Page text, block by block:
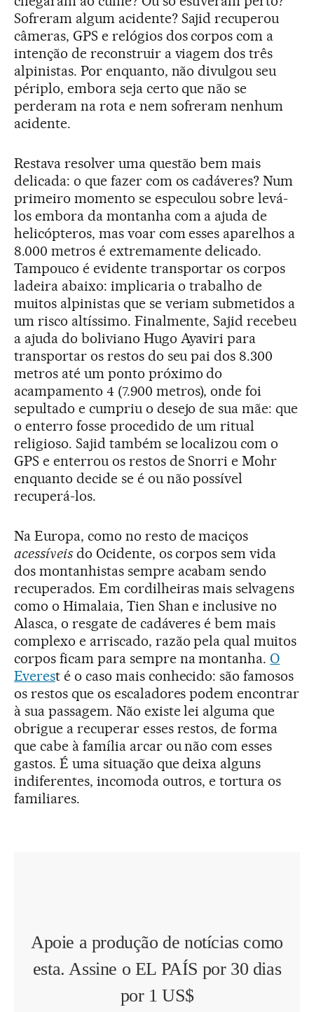
Sofreram algum acidente? Sajid recuperou
câmeras, GPS e relógios dos corpos com a
intenção de reconstruir a viagem dos três
alpinistas. Por enquanto, não divulgou seu
périplo, embora seja certo que não se
perderam na rota e nem sofreram nenhum
acidente.
Restava resolver uma questão bem mais
delicada: o que fazer com os cadáveres? Num
primeiro momento se especulou sobre levá-
los embora da montanha com a ajuda de
helicópteros, mas voar com esses aparelhos a
8.000 metros é extremamente delicado.
Tampouco é evidente transportar os corpos
ladeira abaixo: implicaria o trabalho de
muitos alpinistas que se veriam submetidos a
um risco altíssimo. Finalmente, Sajid recebeu
a ajuda do boliviano Hugo Ayaviri para
transportar os restos do seu pai dos 8.300
metros até um ponto próximo do
acampamento 4 (7.900 metros), onde foi
sepultado e cumpriu o desejo de sua mãe: que
o enterro fosse procedido de um ritual
religioso. Sajid também se localizou com o
GPS e enterrou os restos de Snorri e Mohr
enquanto decide se é ou não possível
recuperá-los.
Na Europa, como no resto de maciços
acessíveisdo Ocidente, os corpos sem vida
dos montanhistas sempre acabam sendo
recuperados. Em cordilheiras mais selvagens
como o Himalaia, Tien Shan e inclusive no
Alasca, o resgate de cadáveres é bem mais
complexo e arriscado, razão pela qual muitos
corpos ficam para sempre na montanha. O
Everest é o caso mais conhecido: são famosos
os restos que os escaladores podem encontrar
à sua passagem. Não existe lei alguma que
obrigue a recuperar esses restos, de forma
que cabe à família arcar ou não com esses
gastos. É uma situação que deixa alguns
indiferentes, incomoda outros, e tortura os
familiares.
Apoie a produção de notícias como
esta. Assine o EL PAÍS por 30 dias
por 1 US$